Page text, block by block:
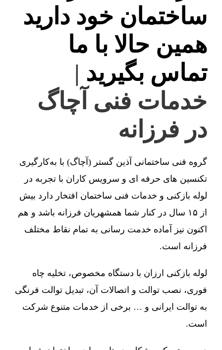
ساختمان خود دارید
همین حالا با ما
تماس بگیرید |
خدمات فنی آچاگ
در فرزانه
گروه فنی ساختمانی آذین گستر (آچاگ) با به‌کارگیری
تکنسین های حرفه ای و سرویس کاران با تجربه در
لوله بازکنی و خدمات فنی ساختمان افتخار دارد بیش
از ۱۵ سال در کنار شما همشهریان فرزانه باشد و هم
اکنون نیز آماده خدمت رسانی به تمام نقاط مختلف
فرزانه است.
لوله بازکنی ارزان با دستگاه مخصوص، تخلیه چاه
فوری، نصب توالت و اتصالات آن، تبدیل توالت فرنگی
به توالت ایرانی و … برخی از خدمات متنوع شرکت
است.